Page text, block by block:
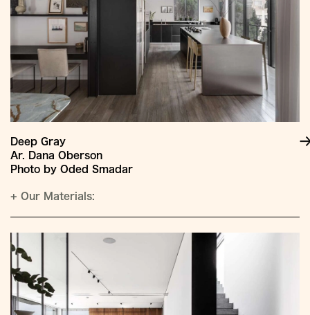
Deep Gray
Ar. Dana Oberson
Photo by Oded Smadar
+ Our Materials: